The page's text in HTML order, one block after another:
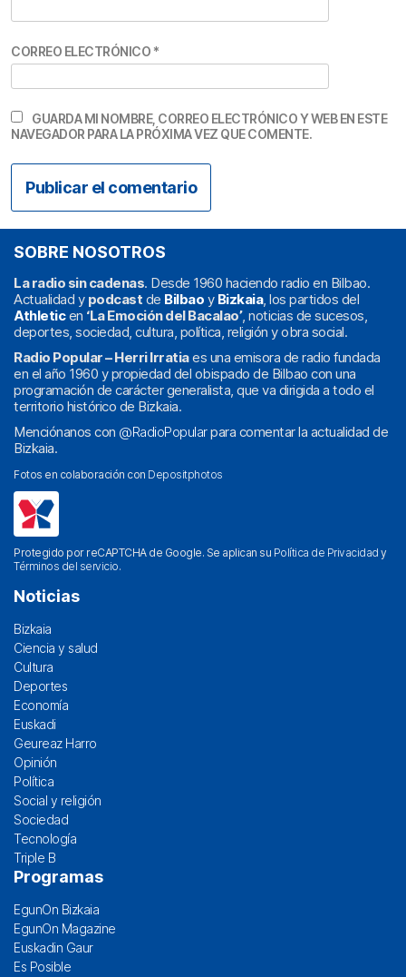
CORREO ELECTRÓNICO *
GUARDA MI NOMBRE, CORREO ELECTRÓNICO Y WEB EN ESTE
NAVEGADOR PARA LA PRÓXIMA VEZ QUE COMENTE.
SOBRE NOSOTROS
La radio sin cadenas. Desde 1960 haciendo radio en Bilbao.
Actualidad y podcast de Bilbao y Bizkaia, los partidos del
Athleticen ‘La Emoción del Bacalao’, noticias de sucesos,
deportes, sociedad, cultura, política, religión y obra social.
Radio Popular – Herri Irratiaes una emisora de radio fundada
en el año 1960 y propiedad del obispado de Bilbao con una
programación de carácter generalista, que va dirigida a todo el
territorio histórico de Bizkaia.
Menciónanos con @RadioPopularpara comentar la actualidad de
Bizkaia.
Fotos en colaboración con Depositphotos
Protegido por reCAPTCHA de Google. Se aplican su Política de Privacidad y
Términos del servicio.
Noticias
Bizkaia
Ciencia y salud
Cultura
Deportes
Economía
Euskadi
Geureaz Harro
Opinión
Política
Social y religión
Sociedad
Tecnología
Triple B
Programas
EgunOn Bizkaia
EgunOn Magazine
Euskadin Gaur
Es Posible